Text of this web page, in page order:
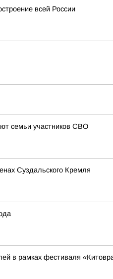
всей России
семьи участников СВО
Суздальского Кремля
в рамках фестиваля